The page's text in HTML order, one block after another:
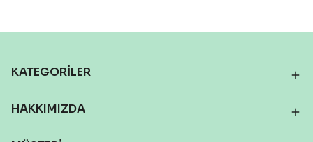
KATEGORİLER
HAKKIMIZDA